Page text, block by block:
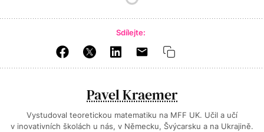
Sdílejte:
Pavel Kraemer
Vystudoval teoretickou matematiku na MFF UK. Učil a učí
v inovativních školách u nás, v Německu, Švýcarsku a na Ukrajině.